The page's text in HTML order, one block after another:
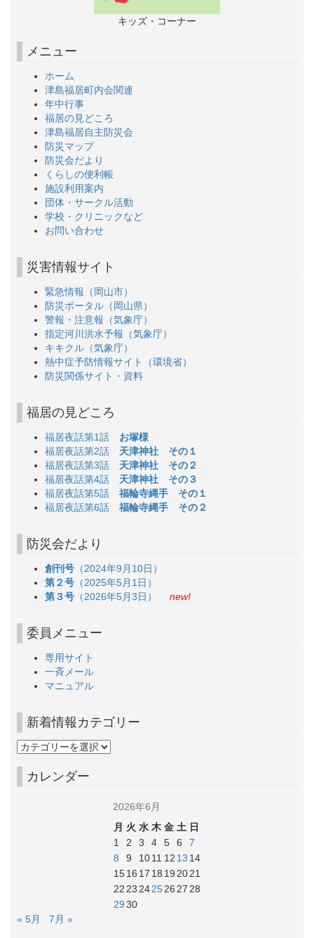
キッズ・コーナー
メニュー
ホーム
津島福居町内会関連
年中行事
福居の見どころ
津島福居自主防災会
防災マップ
防災会だより
くらしの便利帳
施設利用案内
団体・サークル活動
学校・クリニックなど
お問い合わせ
災害情報サイト
緊急情報（岡山市）
防災ポータル（岡山県）
警報・注意報（気象庁）
指定河川洪水予報（気象庁）
キキクル（気象庁）
熱中症予防情報サイト（環境省）
防災関係サイト・資料
福居の見どころ
福居夜話第1話 お塚様
福居夜話第2話 天津神社 その１
福居夜話第3話 天津神社 その２
福居夜話第4話 天津神社 その３
福居夜話第5話福輪寺縄手 その１
福居夜話第6話福輪寺縄手 その２
防災会だより
創刊号 （2024年9月10日）
第２号 （2025年5月1日）
第３号 （2026年5月3日） new!
委員メニュー
専用サイト
一斉メール
マニュアル
新着情報カテゴリー
カレンダー
2026年6月
月 火 水 木 金 土 日
1
2 3 4 5 6
7
8
9 1011 12 13 14
1516 17 18 192021
22232425262728
2930
« 5月
7月 »